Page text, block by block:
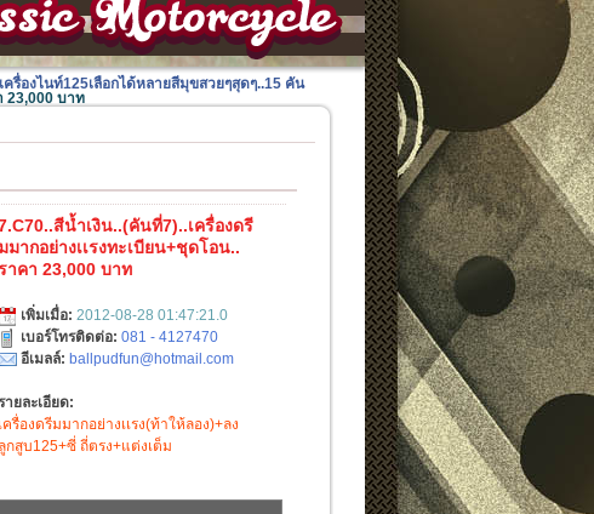
รื่องไนท์125เลือกได้หลายสีมุขสวยๆสุดๆ..15 คัน
23,000 บาท
สีน้ำเงิน..(คันที่7)..เครื่องดรี
มมากอย่างเเรงทะเบียน+ชุดโอน..
าคา 23,000 บาท
เพิ่มเมื่อ: 2012-08-28 01:47:21.0
เบอร์โทรติดต่อ: 081 - 4127470
อีเมลล์: ballpudfun@hotmail.com
ายละเอียด:
เครื่องดรีมมากอย่างเเรง(ท้าให้ลอง)+ลง
ลูกสูบ125+ซี่ ถี่ตรง+แต่งเต็ม